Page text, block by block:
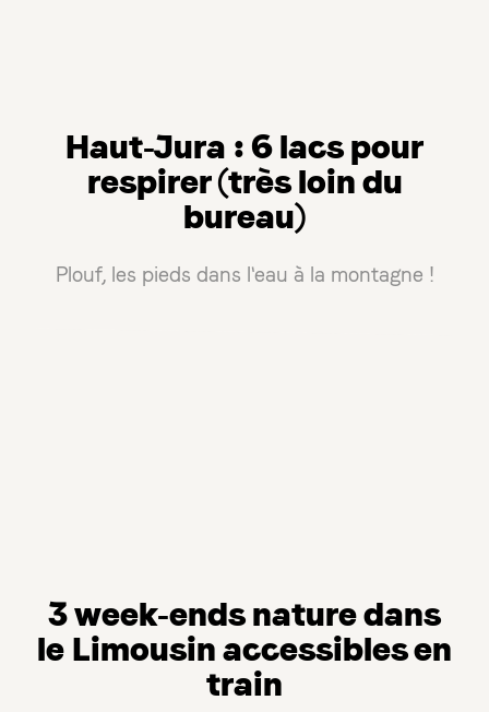
Haut-Jura : 6 lacs pour
respirer (très loin du
bureau)
Plouf, les pieds dans l'eau à la montagne !
3 week-ends nature dans
le Limousin accessibles en
train